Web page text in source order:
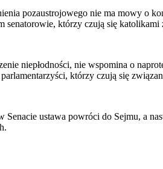
pozaustrojowego nie ma mowy o
senatorowie, którzy czują się
niepłodności, nie wspomina o
którzy czują się
Senacie ustawa powróci do Sejmu, a